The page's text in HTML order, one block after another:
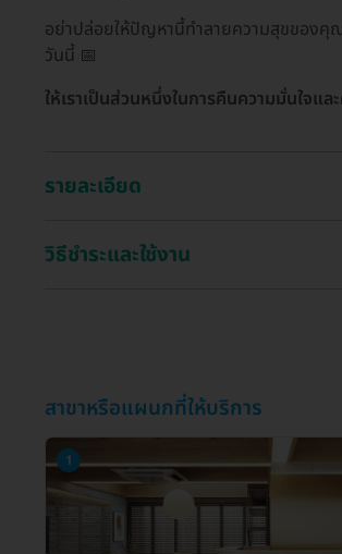
อย่าปล่อยให้ปัญหานี้ทำลายความสุขของคุ
วันนี้ 📅
ให้เราเป็นส่วนหนึ่งในการคืนความมั่นใจแ
รายละเอียด
วิธีชำระและใช้งาน
สาขาหรือแผนกที่ให้บริการ
1